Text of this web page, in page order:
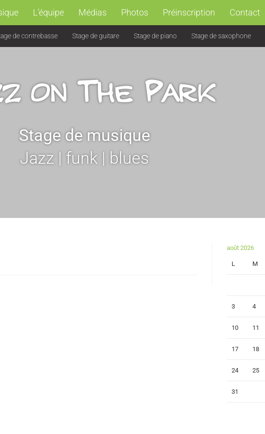
L’équipe Médias Photos Préinscription Contact
de contrebasse Stage de guitare Stage de piano Stage de saxophone
on The Park
Stage de musique
Jazz | funk | blues
août 2026
L M
3 4
10 11
17 18
24 25
31